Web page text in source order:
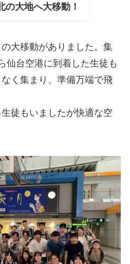
大地へ大移動！
大移動がありました。集
仙台空港に到着した生徒も
く集まり、準備万端で飛
徒もいましたが快適な空